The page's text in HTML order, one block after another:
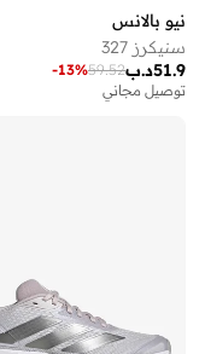
نيو بالانس
سنيكرز 327
د.ب51.9
59.52
-13%
توصيل مجاني